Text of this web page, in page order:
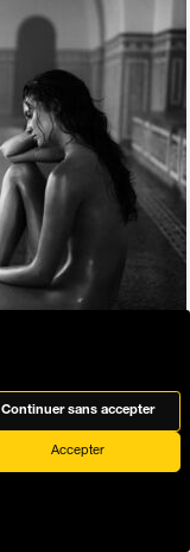
Continuer sans accepter
Accepter